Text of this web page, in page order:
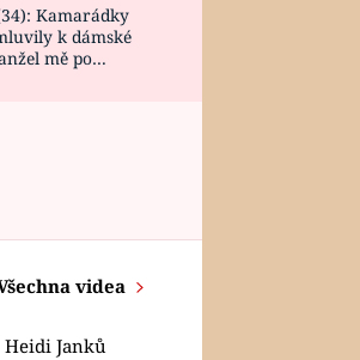
Kamarádky
k dámské
mě po
videa
Heidi Janků